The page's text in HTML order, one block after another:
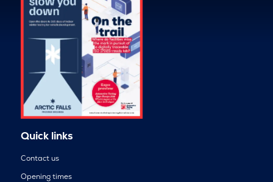
Quick links
Contact us
Opening times